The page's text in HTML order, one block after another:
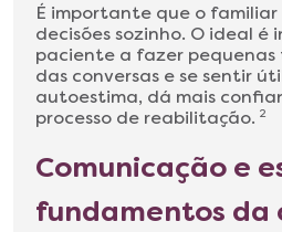
É importante que o
decisões sozinho. O ideal é
paciente a fazer
das conversas e se sentir
autoestima, dá mais
processo de reabilitação. 2
Comunicação e
fundamentos da